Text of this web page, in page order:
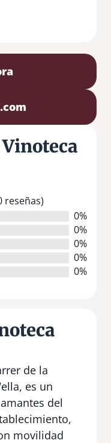
reseñas)
0%
0%
0%
0%
0%
de la
es un
del
movilidad